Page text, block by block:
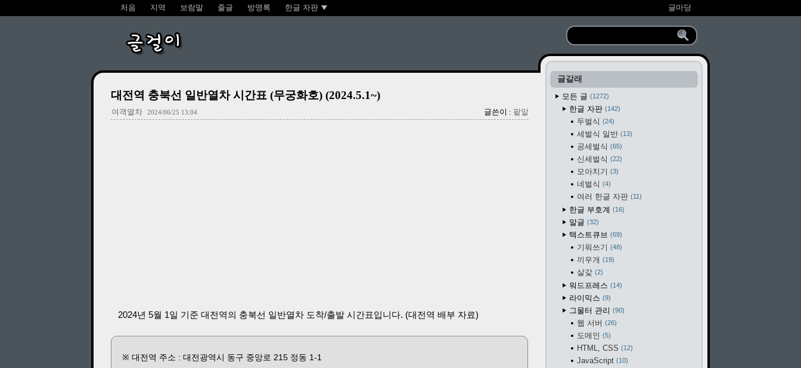
처음 지역 보람말 줄글 방명록 한글 자판 글마당
글걸이
대전역 충북선 일반열차 시간표 (무궁화호) (2024.5.1~)
여객열차 2024/06/25 13:04 글쓴이 : 팥알
2024년 5월 1일 기준 대전역의 충북선 일반열차 도착/출발 시간표입니다. (대전역 배부 자료)
※ 대전역 주소 : 대전광역시 동구 중앙로 215 정동 1-1
글갈래
모든 글
1272
한글 자판 142
두벌식 24
세벌식 일반 13
공세벌식 65
신세벌식 22
모아치기 3
네벌식 4
여러 한글 자판 11
한글 부호계 16
말글 32
텍스트큐브 69
기워쓰기 48
끼우개 19
살갗 2
워드프레스 14
라이믹스 9
그물터 관리 90
웹 서버 26
도메인 5
HTML, CSS 12
JavaScript 10